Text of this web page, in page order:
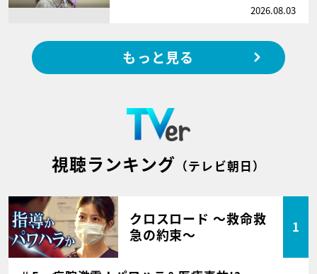
2026.08.03
もっと見る
視聴ランキング （テレビ朝日）
クロスロード ～救命救
急の約束～
1